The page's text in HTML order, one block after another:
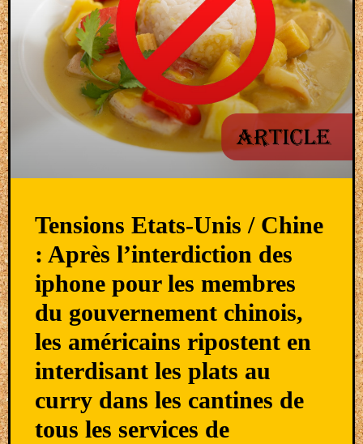
Tensions Etats-Unis / Chine
: Après l’interdiction des
iphone pour les membres
du gouvernement chinois,
les américains ripostent en
interdisant les plats au
curry dans les cantines de
tous les services de